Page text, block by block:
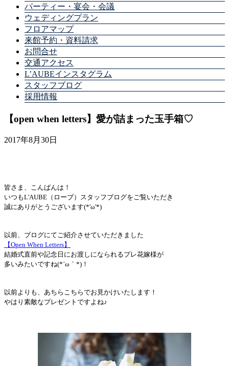
パーティー・宴会・会議
ウェディングプラン
フロアマップ
来館予約・資料請求
お問合せ
交通アクセス
L’AUBEインスタグラム
スタッフブログ
採用情報
【open when letters】愛が詰まった玉手箱♡
2017年8月30日
皆さま、こんばんは！
いつもL'AUBE（ローブ）スタッフブログをご覧いただき
誠にありがとうございます(*'ω'*)
以前、ブログにてご紹介させていただきました
【Open When Letters】
結婚式直前や記念日にお渡しになられるプレ花嫁様が
多いみたいですね(*´ω｀*)！
以前よりも、あちらこちらでお見かけいたします！
やはり素敵なプレゼントですよね♪